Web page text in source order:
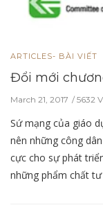
ARTICLES- BÀI VIẾT
Đổi mới
March 21, 2017 5632
Sứ mạng của giáo
nên những công
cực cho sự phát
những phẩm chất